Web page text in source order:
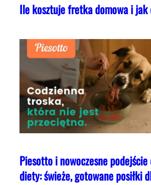
Ile kosztuje fretka domowa i jak
Piesotto i nowoczesne
diety: świeże, gotowane posiłki